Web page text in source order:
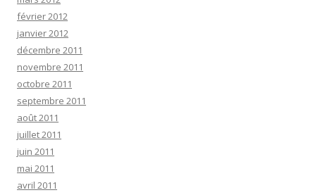
février 2012
janvier 2012
décembre 2011
novembre 2011
octobre 2011
septembre 2011
août 2011
juillet 2011
juin 2011
mai 2011
avril 2011